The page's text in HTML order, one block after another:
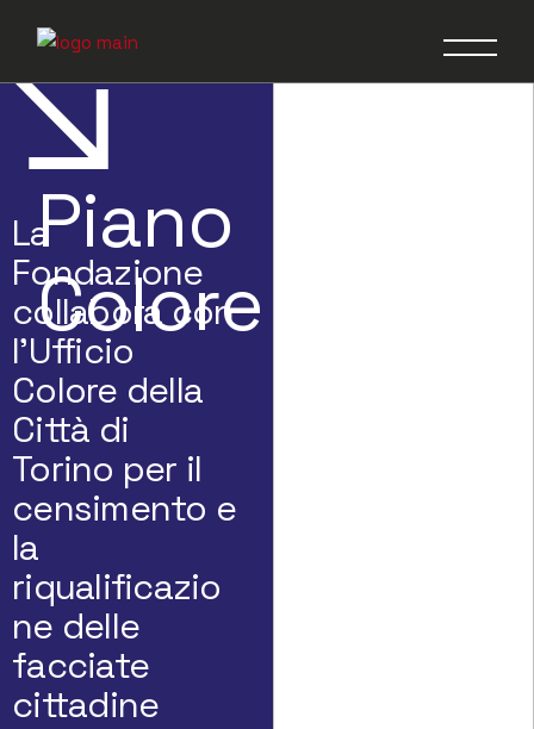
Piano
Piano
Colore
La
Fondazione
collabora con
l'Ufficio
Colore della
Città di
Torino per il
censimento e
la
riqualificazio
ne delle
facciate
cittadine